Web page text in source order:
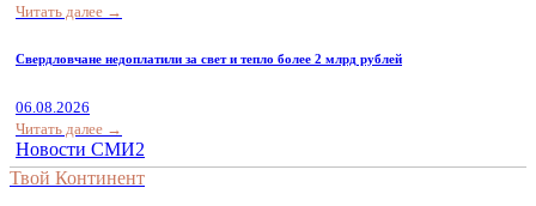
Читать далее →
Свердловчане недоплатили за свет и тепло более 2 млрд рублей
06.08.2026
Читать далее →
Новости СМИ2
Твой Континент